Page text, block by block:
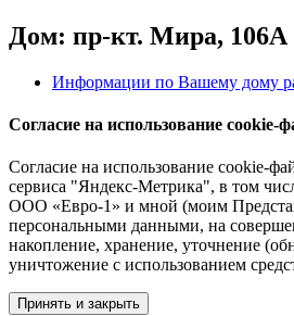
Дом: пр-кт. Мира, 106А
Информации по Вашему дому
Согласие на использование cookie-
Согласие на использование cookie-
сервиса "Яндекс-Метрика", в том
ООО «Евро-1» и мной (моим
персональными данными, на
накопление, хранение, уточнение
уничтожение с использованием
Принять и закрыть